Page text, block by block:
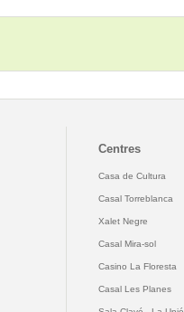
Centres
Casa de Cultura
Casal Torreblanca
Xalet Negre
Casal Mira-sol
Casino La Floresta
Casal Les Planes